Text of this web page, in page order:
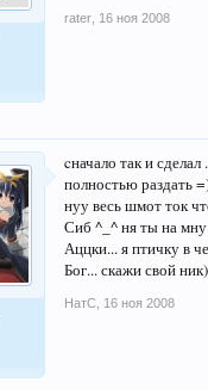
rater 16 ноя 2008
cначало так и
полностью раздать
нуу весь шмот ток
Сиб ^_^ ня ты на
Аццки... я птичку в
Бог... скажи свой
НатС 16 ноя 2008